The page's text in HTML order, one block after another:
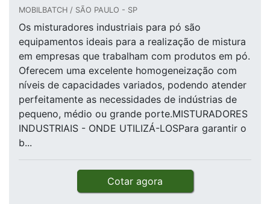
MOBILBATCH / SÃO PAULO - SP
Os misturadores industriais para pó são
equipamentos ideais para a realização de mistura
em empresas que trabalham com produtos em pó.
Oferecem uma excelente homogeneização com
níveis de capacidades variados, podendo atender
perfeitamente as necessidades de indústrias de
pequeno, médio ou grande porte.MISTURADORES
INDUSTRIAIS - ONDE UTILIZÁ-LOSPara garantir o
b...
Cotar agora